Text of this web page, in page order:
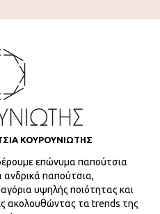
ΚΟΥΡΟΥΝΙΩΤΗΣ
επώνυμα παπούτσια
ανδρικά παπούτσια,
υψηλής ποιότητας και
ακολουθώντας τα trends της